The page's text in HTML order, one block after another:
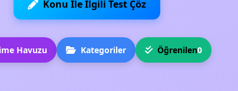
Konu İle İlgili Test Çöz
Havuzu Kategoriler Öğrenilen0